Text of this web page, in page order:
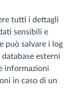
tutti i dettagli
sensibili e
può salvare i log
esterni
informazioni
in caso di un